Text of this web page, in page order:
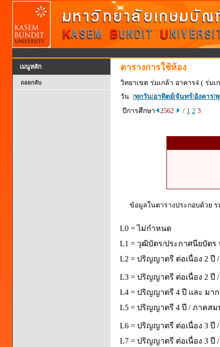
เมนูหลัก
ถอยกลับ
ตารางการใช้ห้อง
วิทยาเขต ร่มเกล้า อาคาร4 ( ร่มเ
วัน | ทุกวัน อาทิตย์ จันทร์ อังคาร
ปีการศึกษา
2562 / 1 2 3
ข้อมูลในตารางประกอบด้วย
L0 = ไม่กำหนด
L1 = วุฒิบัตร/ประกาศนียบัตร
L2 = ปริญญาตรี ต่อเนื่อง 2 ปี
L3 = ปริญญาตรี ต่อเนื่อง 2 ปี
L4 = ปริญญาตรี 4 ปี และ มา
L5 = ปริญญาตรี 4 ปี / ภาคส
L6 = ปริญญาตรี ต่อเนื่อง 3 ปี
L7 = ปริญญาตรี ต่อเนื่อง 3 ปี